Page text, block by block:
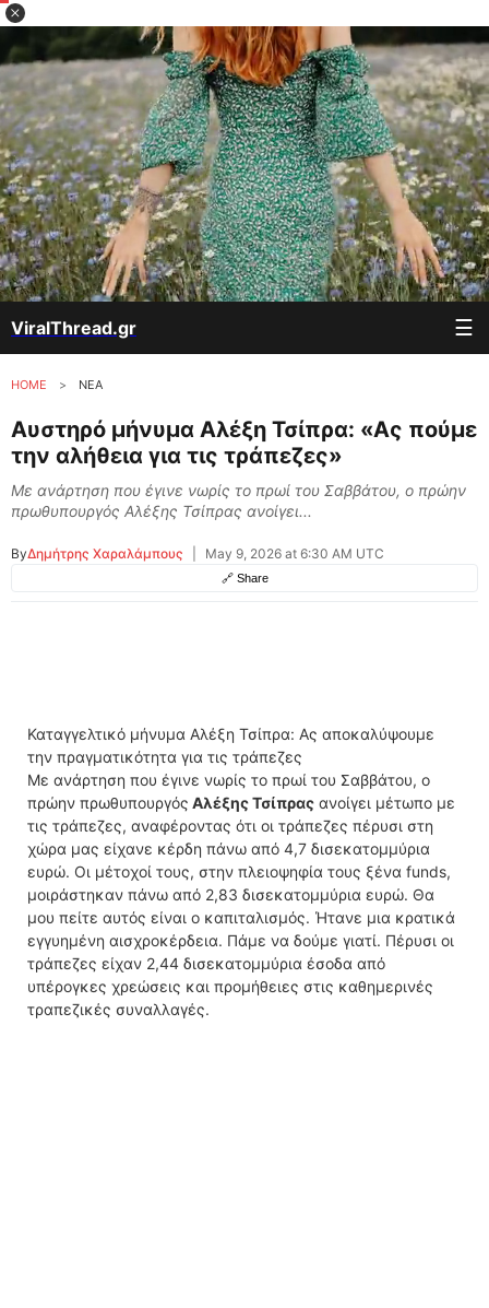
ViralThread.gr ☰
HOME > ΝΕΑ
Αυστηρό μήνυμα Αλέξη Τσίπρα: «Ας πούμε
την αλήθεια για τις τράπεζες»
Με ανάρτηση που έγινε νωρίς το πρωί του Σαββάτου, ο πρώην
πρωθυπουργός Αλέξης Τσίπρας ανοίγει...
ByΔημήτρης Χαραλάμπους May 9, 2026 at 6:30 AM UTC
🔗 Share
Καταγγελτικό μήνυμα Αλέξη Τσίπρα: Ας αποκαλύψουμε
την πραγματικότητα για τις τράπεζες
Με ανάρτηση που έγινε νωρίς το πρωί του Σαββάτου, ο
πρώην πρωθυπουργός Αλέξης Τσίπρας ανοίγει μέτωπο με
τις τράπεζες, αναφέροντας ότι οι τράπεζες πέρυσι στη
χώρα μας είχανε κέρδη πάνω από 4,7 δισεκατομμύρια
ευρώ. Οι μέτοχοί τους, στην πλειοψηφία τους ξένα funds,
μοιράστηκαν πάνω από 2,83 δισεκατομμύρια ευρώ. Θα
μου πείτε αυτός είναι ο καπιταλισμός. Ήτανε μια κρατικά
εγγυημένη αισχροκέρδεια. Πάμε να δούμε γιατί. Πέρυσι οι
τράπεζες είχαν 2,44 δισεκατομμύρια έσοδα από
υπέρογκες χρεώσεις και προμήθειες στις καθημερινές
τραπεζικές συναλλαγές.